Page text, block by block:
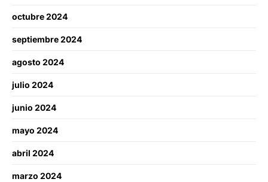
octubre 2024
septiembre 2024
agosto 2024
julio 2024
junio 2024
mayo 2024
abril 2024
marzo 2024